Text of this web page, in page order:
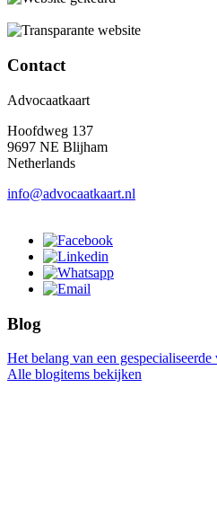
Contact
Advocaatkaart
Hoofdweg 137
9697 NE Blijham
Netherlands
info@advocaatkaart.nl
Blog
Het belang van een
Alle blogitems bekijken